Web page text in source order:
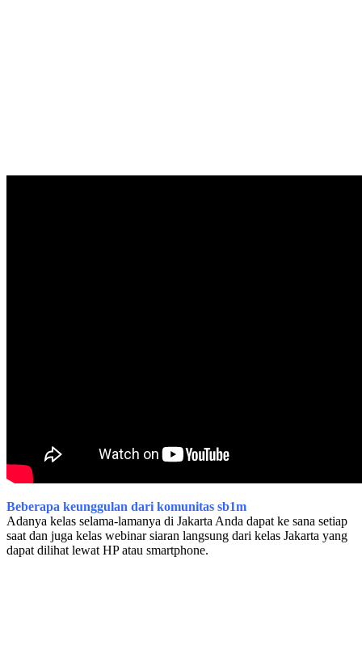
Beberapa keunggulan dari komunitas sb1m
Adanya kelas selama-lamanya di Jakarta Anda dapat ke sana setiap
saat dan juga kelas webinar siaran langsung dari kelas Jakarta yang
dapat dilihat lewat HP atau smartphone.